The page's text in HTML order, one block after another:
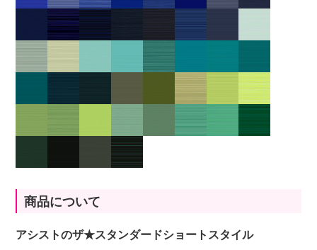
商品について
アシストのザ★スタンダードショートスタイル